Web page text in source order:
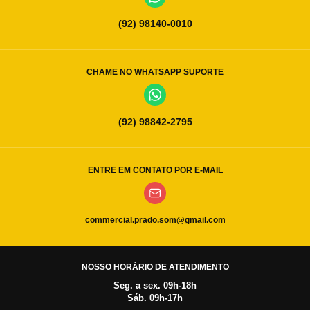
(92) 98140-0010
CHAME NO WHATSAPP SUPORTE
(92) 98842-2795
ENTRE EM CONTATO POR E-MAIL
commercial.prado.som@gmail.com
NOSSO HORÁRIO DE ATENDIMENTO
Seg. a sex. 09h-18h
Sáb. 09h-17h